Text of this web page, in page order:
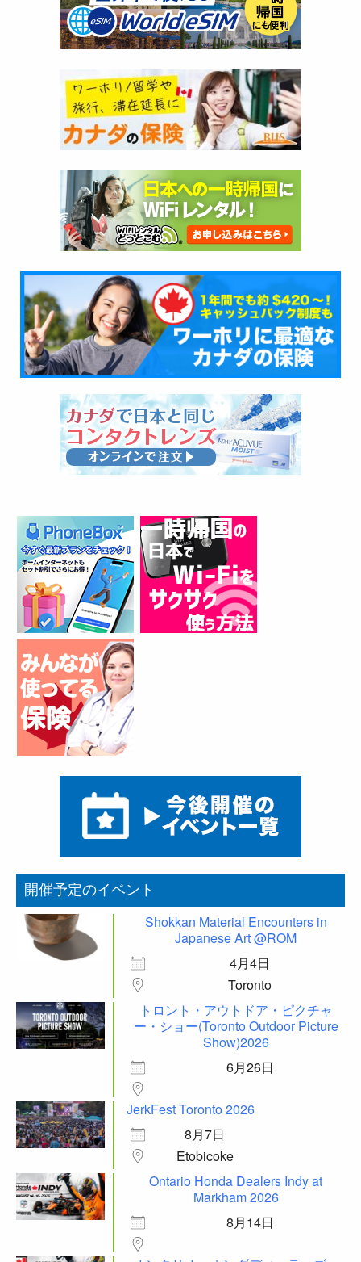
開催予定のイベント
Shokkan Material Encounters in
Japanese Art @ROM
4月4日
Toronto
トロント・アウトドア・ピクチャ
ー・ショー(Toronto Outdoor Picture
Show)2026
6月26日
JerkFest Toronto 2026
8月7日
Etobicoke
Ontario Honda Dealers Indy at
Markham 2026
8月14日